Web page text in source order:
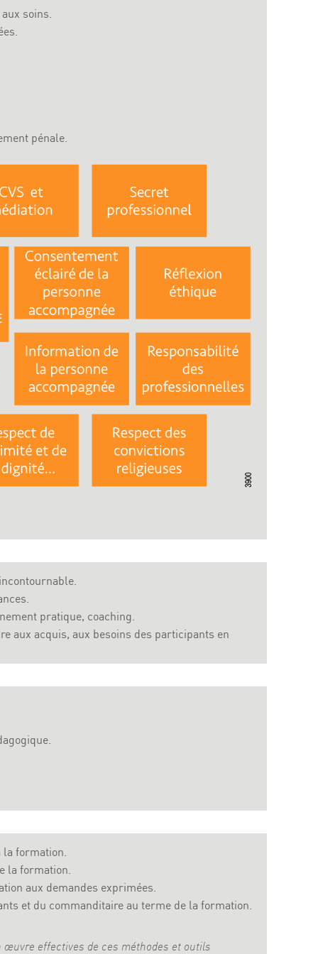
soins.
pénale.
pratique, coaching.
aux acquis, aux besoins des participants en
formation.
la formation.
aux demandes exprimées.
et du commanditaire au terme de la formation.
œuvre effectives de ces méthodes et outils